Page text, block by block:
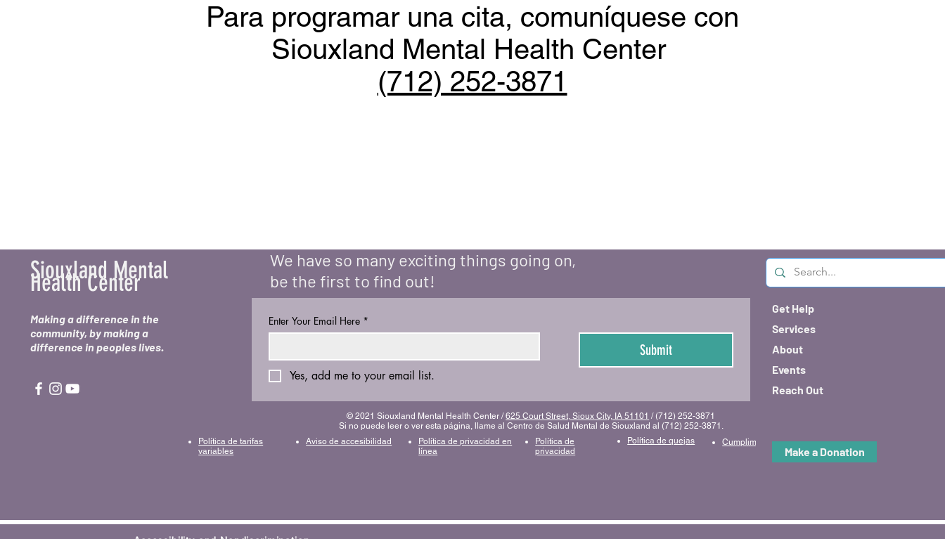
Para programar una cita, comuníquese con
Siouxland Mental Health Center
(712) 252-3871
Siouxland Mental
Health Center
Making a difference in the
community, by making a
difference in peoples lives.
We have so many exciting things going on,
be the first to find out!
Enter Your Email Here *
Submit
Yes, add me to your email list.
© 2021 Siouxland Mental Health Center /625 Court Street, Sioux City, IA 51101 / (712) 252-3871
Si no puede leer o ver esta página, llame al Centro de Salud Mental de Siouxland al (712) 252-3871.
Política de tarifas
variables
Aviso de accesibilidad
Política de privacidad en
línea
Política de
privacidad
Política de quejas Cumplimiento y código de conducta
Get Help
Services
About
Events
Reach Out
Make a Donation